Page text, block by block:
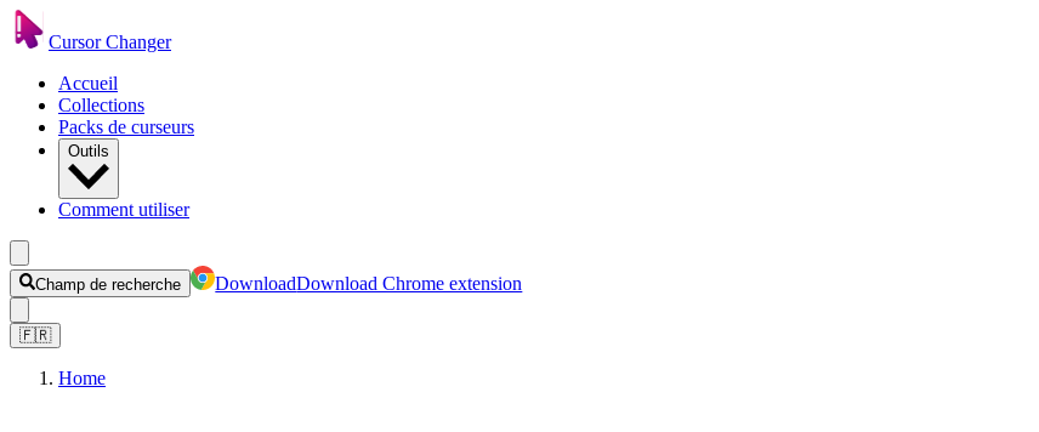
Cursor Changer
Accueil
Collections
Packs de curseurs
Outils
Comment utiliser
Champ de recherche DownloadDownload Chrome extension
🇫🇷
Home